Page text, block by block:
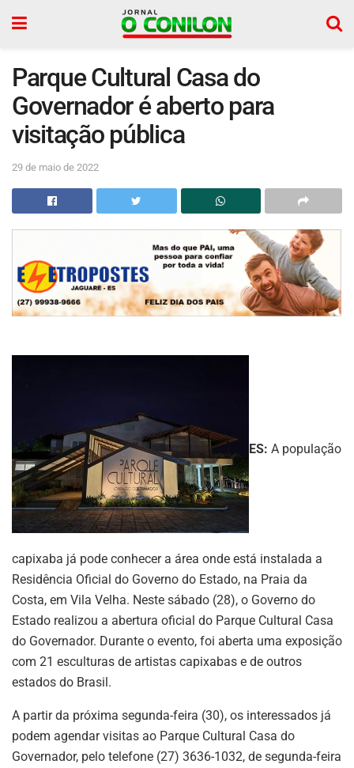
Parque Cultural Casa do
Governador é aberto para
visitação pública
29 de maio de 2022
ES: A população
capixaba já pode conhecer a área onde está instalada a
Residência Oficial do Governo do Estado, na Praia da
Costa, em Vila Velha. Neste sábado (28), o Governo do
Estado realizou a abertura oficial do Parque Cultural Casa
do Governador. Durante o evento, foi aberta uma exposição
com 21 esculturas de artistas capixabas e de outros
estados do Brasil.
A partir da próxima segunda-feira (30), os interessados já
podem agendar visitas ao Parque Cultural Casa do
Governador, pelo telefone (27) 3636-1032, de segunda-feira